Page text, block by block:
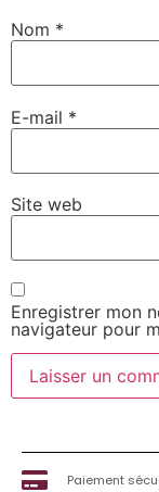
Nom *
E-mail *
Site web
Enregistrer mon
navigateur pour
Paiement